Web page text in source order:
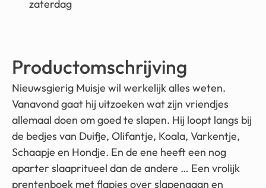
zaterdag
Productomschrijving
Nieuwsgierig Muisje wil werkelijk alles weten.
Vanavond gaat hij uitzoeken wat zijn vriendjes
allemaal doen om goed te slapen. Hij loopt langs bij
de bedjes van Duifje, Olifantje, Koala, Varkentje,
Schaapje en Hondje. En de ene heeft een nog
aparter slaapritueel dan de andere … Een vrolijk
prentenboek met flapjes over slapengaan en